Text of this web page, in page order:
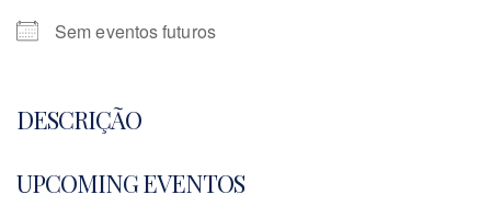
Sem eventos futuros
DESCRIÇÃO
UPCOMING EVENTOS